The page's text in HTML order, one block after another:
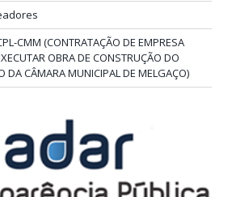
CMM (CONTRATAÇÃO DE EMPRESA
OBRA DE CONSTRUÇÃO DO
DA CÂMARA MUNICIPAL DE MELGAÇO)